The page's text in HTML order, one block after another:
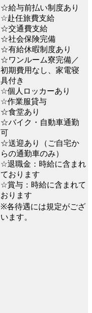
☆給与前払い制度あり
☆赴任旅費支給
☆交通費支給
☆社会保険完備
☆有給休暇制度あり
☆ワンルーム寮完備／
初期費用なし、家電寝
具付き
☆個人ロッカーあり
☆作業服貸与
☆食堂あり
☆バイク・自動車通勤
可
☆送迎あり（ご自宅か
らの通勤車のみ）
☆退職金：時給に含まれ
ております
☆賞与：時給に含まれて
おります
※各待遇には規定がござ
います。